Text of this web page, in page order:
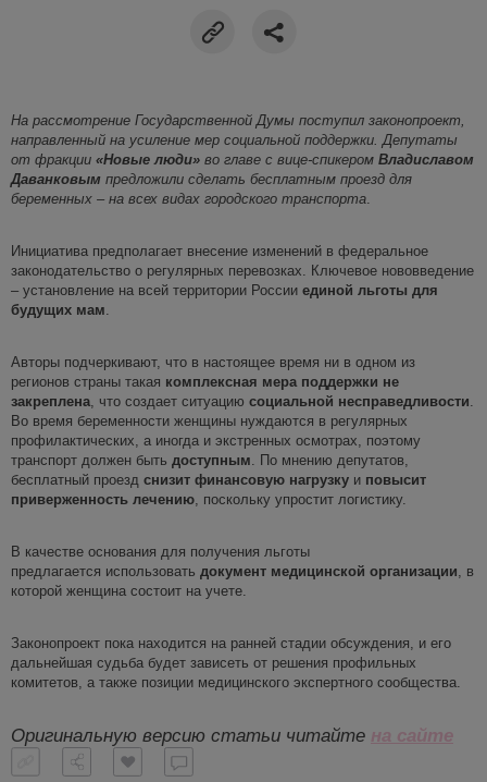
На рассмотрение Государственной Думы поступил законопроект,
направленный на усиление мер социальной поддержки. Депутаты
от фракции «Новые люди» во главе с вице-спикером Владиславом
Даванковым предложили сделать бесплатным проезд для
беременных – на всех видах городского транспорта
Инициатива предполагает внесение изменений в федеральное
законодательство о регулярных перевозках. Ключевое нововведение
– установление на всей территории России единой льготы для
будущих мам
Авторы подчеркивают, что в настоящее время ни в одном из
регионов страны такая комплексная мера поддержки не
закреплена , что создает ситуацию социальной несправедливости
Во время беременности женщины нуждаются в регулярных
профилактических, а иногда и экстренных осмотрах, поэтому
транспорт должен быть доступным . По мнению депутатов,
бесплатный проезд снизит финансовую нагрузку и повысит
приверженность лечению , поскольку упростит логистику.
В качестве основания для получения льготы
предлагается использовать документ медицинской организации , в
которой женщина состоит на учете.
Законопроект пока находится на ранней стадии обсуждения, и его
дальнейшая судьба будет зависеть от решения профильных
комитетов, а также позиции медицинского экспертного сообщества.
Оригинальную версию статьи читайте на сайте